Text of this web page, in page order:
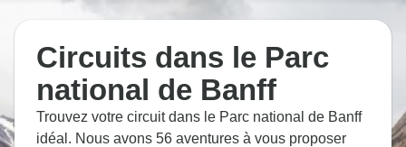
Circuits dans le Parc
national de Banff
Trouvez votre circuit dans le Parc national de Banff
idéal. Nous avons 56 aventures à vous proposer